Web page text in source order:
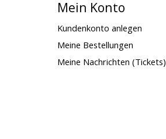
Mein Konto
Kundenkonto anlegen
Meine Bestellungen
Meine Nachrichten (Tickets)